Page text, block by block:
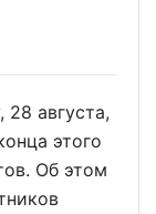
28 августа,
этого
Об этом